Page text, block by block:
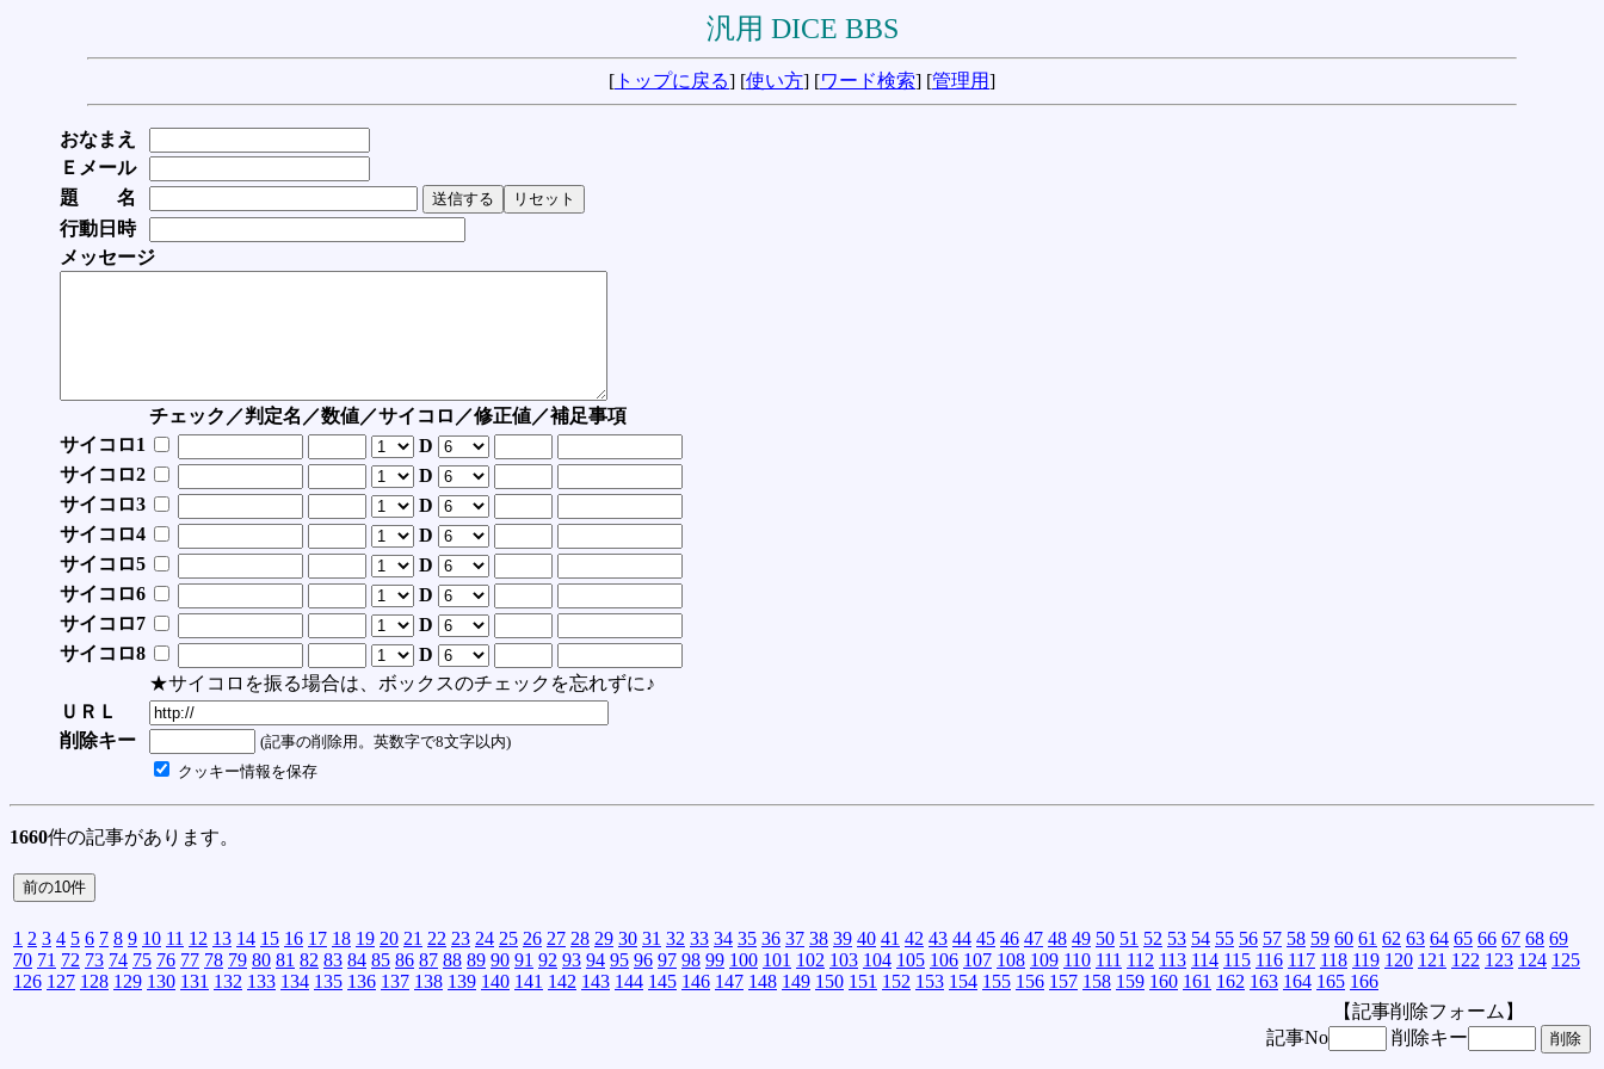
汎用 DICE BBS
[ トップに戻る] [使い方] [ワード検索] [管理用]
おなまえ
Ｅメール
題 名
行動日時
メッセージ
チェック／判定名／数値／サイコロ／修正値／補足事項
サイコロ1
D
サイコロ2
D
サイコロ3
D
サイコロ4
D
サイコロ5
D
サイコロ6
D
サイコロ7
D
サイコロ8
D
★サイコロを振る場合は、ボックスのチェックを忘れずに♪
ＵＲＬ
削除キー
(記事の削除用。英数字で8文字以内)
クッキー情報を保存
1660件の記事があります。
1 2 3 4 5 6 7 8 9 10 11 12 13 14 15 16 17 18 19 20 21 22 23 24 25 26 27 28 29 30 31 32 33 34 35 36 37 38 39 40 41 42 43 44 45 46 47 48 49 50 51 52 53 54 55 56 57 58 59 60 61 62 63 64 65 66 67 68 69
70 71 72 73 74 75 76 77 78 79 80 81 82 83 84 85 86 87 88 89 90 91 92 93 94 95 96 97 98 99 100 101 102 103 104 105 106 107 108 109 110 111 112 113 114 115 116 117 118 119 120 121 122 123 124 125
126 127 128 129 130 131 132 133 134 135 136 137 138 139 140 141 142 143 144 145 146 147 148 149 150 151 152 153 154 155 156 157 158 159 160 161 162 163 164 165 166
【記事削除フォーム】
記事No
削除キー